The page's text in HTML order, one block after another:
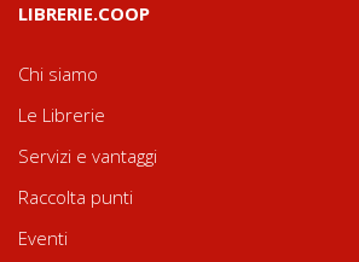
LIBRERIE.COOP
Chi siamo
Le Librerie
Servizi e vantaggi
Raccolta punti
Eventi